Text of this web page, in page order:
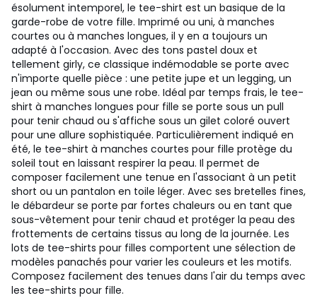
ésolument intemporel, le tee-shirt est un basique de la
garde-robe de votre fille. Imprimé ou uni, à manches
courtes ou à manches longues, il y en a toujours un
adapté à l'occasion. Avec des tons pastel doux et
tellement girly, ce classique indémodable se porte avec
n'importe quelle pièce : une petite jupe et un legging, un
jean ou même sous une robe. Idéal par temps frais, le tee-
shirt à manches longues pour fille se porte sous un pull
pour tenir chaud ou s'affiche sous un gilet coloré ouvert
pour une allure sophistiquée. Particulièrement indiqué en
été, le tee-shirt à manches courtes pour fille protège du
soleil tout en laissant respirer la peau. Il permet de
composer facilement une tenue en l'associant à un petit
short ou un pantalon en toile léger. Avec ses bretelles fines,
le débardeur se porte par fortes chaleurs ou en tant que
sous-vêtement pour tenir chaud et protéger la peau des
frottements de certains tissus au long de la journée. Les
lots de tee-shirts pour filles comportent une sélection de
modèles panachés pour varier les couleurs et les motifs.
Composez facilement des tenues dans l'air du temps avec
les tee-shirts pour fille.